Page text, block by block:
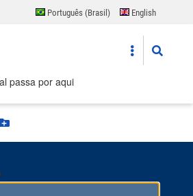
Português (Brasil)
English
passa por aqui
Botão Menu